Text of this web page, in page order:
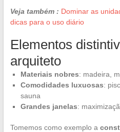
Veja também : Dominar as
dicas para o uso diário
Elementos
arquiteto
Materiais nobres: madeira,
Comodidades luxuosas:
sauna
Grandes janelas:
Tomemos como exemplo a